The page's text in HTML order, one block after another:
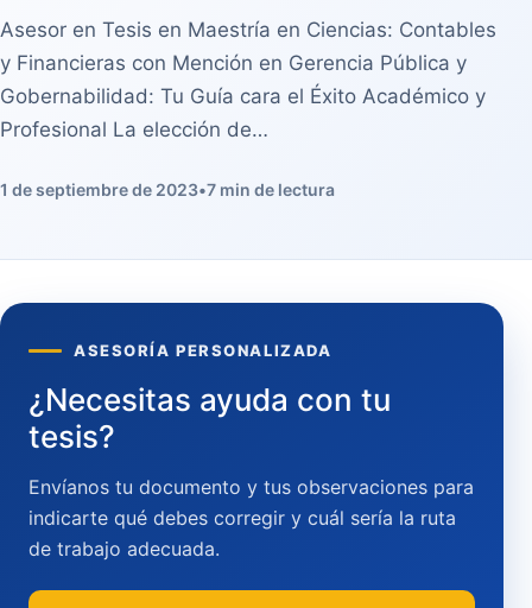
Asesor en Tesis en Maestría en Ciencias: Contables
y Financieras con Mención en Gerencia Pública y
Gobernabilidad: Tu Guía cara el Éxito Académico y
Profesional La elección de…
1 de septiembre de 2023•7 min de lectura
ASESORÍA PERSONALIZADA
¿Necesitas ayuda con tu
tesis?
Envíanos tu documento y tus observaciones para
indicarte qué debes corregir y cuál sería la ruta
de trabajo adecuada.